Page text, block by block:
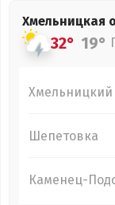
Хмельницкая
32° 19°
Хмельницкий
Шепетовка
Каменец-